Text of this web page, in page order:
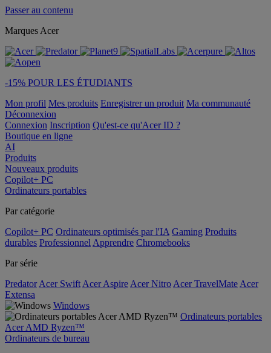
Passer au contenu
Marques Acer
-15% POUR LES ÉTUDIANTS
Mon profil Mes produits Enregistrer un produit Ma communauté
Déconnexion
Connexion Inscription Qu'est-ce qu'Acer ID ?
Boutique en ligne
AI
Produits
Nouveaux produits
Copilot+ PC
Ordinateurs portables
Par catégorie
Copilot+ PC Ordinateurs optimisés par l'IA Gaming Produits
durables Professionnel Apprendre Chromebooks
Par série
Predator Acer Swift Acer Aspire Acer Nitro Acer TravelMate Acer
Extensa
Windows
Ordinateurs portables
Acer AMD Ryzen™
Ordinateurs de bureau